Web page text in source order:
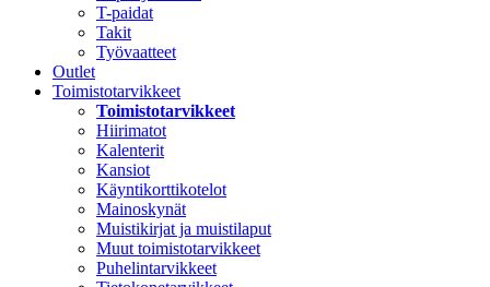
T-paidat
Takit
Työvaatteet
Outlet
Toimistotarvikkeet
Toimistotarvikkeet
Hiirimatot
Kalenterit
Kansiot
Käyntikorttikotelot
Mainoskynät
Muistikirjat ja muistilaput
Muut toimistotarvikkeet
Puhelintarvikkeet